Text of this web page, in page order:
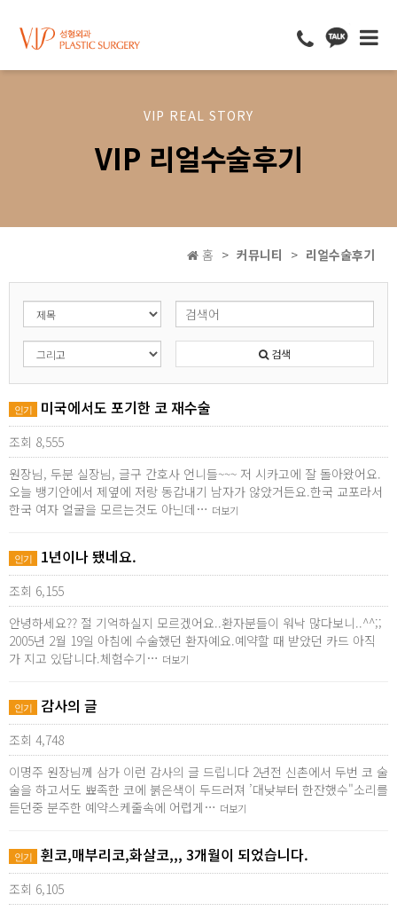
VIP REAL STORY
VIP 리얼수술후기
홈 커뮤니티 리얼수술후기
검색
인기 미국에서도 포기한 코 재수술
조회 8,555
원장님, 두분 실장님, 글구 간호사 언니들~~~ 저 시카고에 잘 돌아왔어요.
오늘 뱅기안에서 제옆에 저랑 동갑내기 남자가 않았거든요.한국 교포라서
한국 여자 얼굴을 모르는것도 아닌데… 더보기
인기 1년이나 됐네요.
조회 6,155
안녕하세요?? 절 기억하실지 모르겠어요..환자분들이 워낙 많다보니..^^;;
2005년 2월 19일 아침에 수술했던 환자예요.예약할 때 받았던 카드 아직
가 지고 있답니다.체험수기… 더보기
인기 감사의 글
조회 4,748
이명주 원장님께 삼가 이런 감사의 글 드립니다 2년전 신촌에서 두번 코 술
술을 하고서도 뾰족한 코에 붉은색이 두드러져 ’대낮부터 한잔했수"소리를
듣던중 분주한 예약스케줄속에 어렵게… 더보기
인기 휜코,매부리코,화살코,,, 3개월이 되었습니다.
조회 6,105